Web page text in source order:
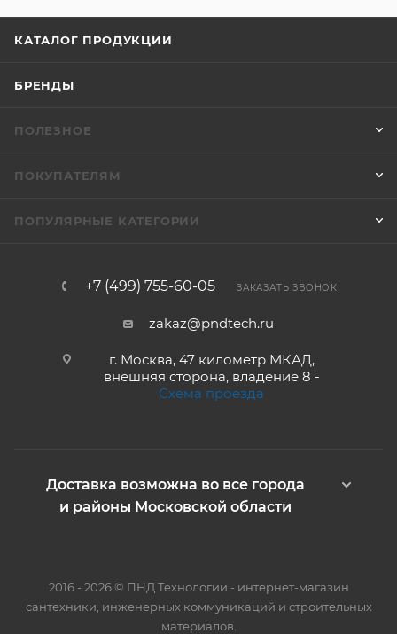
КАТАЛОГ ПРОДУКЦИИ
БРЕНДЫ
ПОЛЕЗНОЕ
ПОКУПАТЕЛЯМ
ПОПУЛЯРНЫЕ КАТЕГОРИИ
+7 (499) 755-60-05 ЗАКАЗАТЬ ЗВОНОК
zakaz@pndtech.ru
г. Москва, 47 километр МКАД,
внешняя сторона, владение 8 -
Схема проезда
Доставка возможна во все города
и районы Московской области
2016 - 2026 © ПНД Технологии - интернет-магазин
сантехники, инженерных коммуникаций и строительных
материалов.